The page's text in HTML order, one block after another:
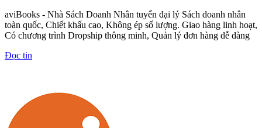
aviBooks - Nhà Sách Doanh Nhân tuyển đại lý Sách doanh nhân
toàn quốc, Chiết khấu cao, Không ép số lượng. Giao hàng linh hoạt,
Có chương trình Dropship thông minh, Quản lý đơn hàng dễ dàng
Đọc tin